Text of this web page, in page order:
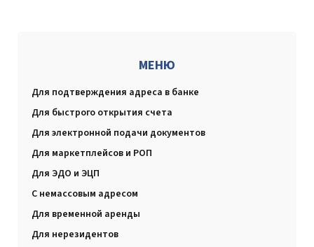
МЕНЮ
Для подтверждения адреса в банке
Для быстрого открытия счета
Для электронной подачи документов
Для маркетплейсов и РОП
Для ЭДО и ЭЦП
С немассовым адресом
Для временной аренды
Для нерезидентов